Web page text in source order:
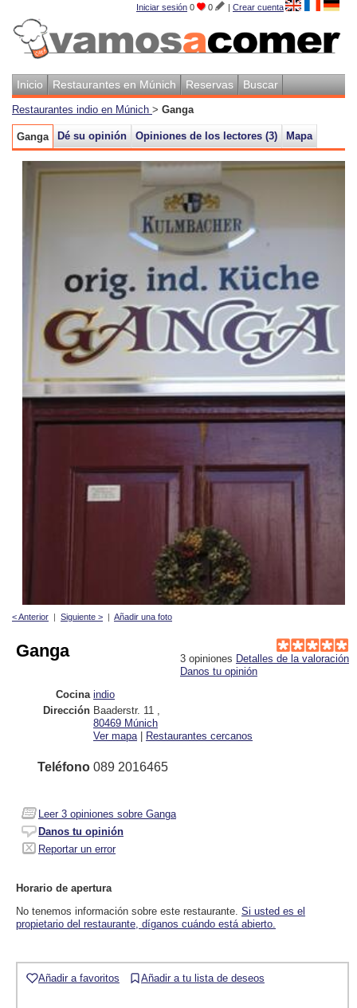
Iniciar sesión 0 0 | Crear cuenta
Inicio Restaurantes en Múnich Reservas Buscar
Restaurantes indio en Múnich > Ganga
Ganga Dé su opinión Opiniones de los lectores (3) Mapa
< Anterior | Siguiente > | Añadir una foto
3 opiniones Detalles de la valoración
Danos tu opinión
Ganga
Cocina indio
Dirección Baaderstr. 11
80469 Múnich
Ver mapa | Restaurantes cercanos
Teléfono 089 2016465
Leer 3 opiniones sobre Ganga
Danos tu opinión
Reportar un error
Horario de apertura
No tenemos información sobre este restaurante. Si usted es el
propietario del restaurante, díganos cuándo está abierto.
Añadir a favoritos Añadir a tu lista de deseos